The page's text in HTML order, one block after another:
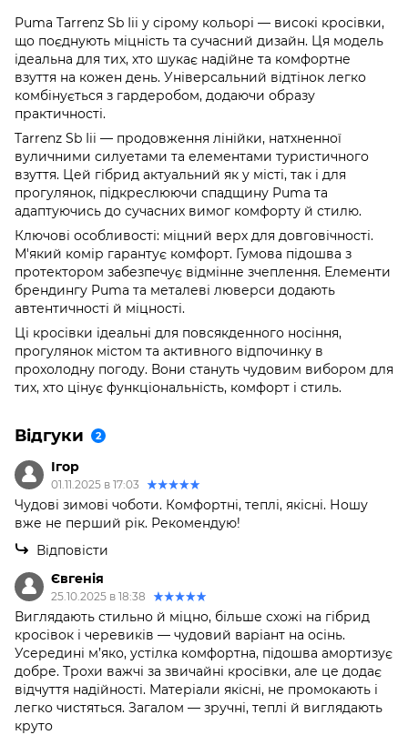
Puma Tarrenz Sb Iii у сірому кольорі — високі кросівки,
що поєднують міцність та сучасний дизайн. Ця модель
ідеальна для тих, хто шукає надійне та комфортне
взуття на кожен день. Універсальний відтінок легко
комбінується з гардеробом, додаючи образу
практичності.
Tarrenz Sb Iii — продовження лінійки, натхненної
вуличними силуетами та елементами туристичного
взуття. Цей гібрид актуальний як у місті, так і для
прогулянок, підкреслюючи спадщину Puma та
адаптуючись до сучасних вимог комфорту й стилю.
Ключові особливості: міцний верх для довговічності.
М'який комір гарантує комфорт. Гумова підошва з
протектором забезпечує відмінне зчеплення. Елементи
брендингу Puma та металеві люверси додають
автентичності й міцності.
Ці кросівки ідеальні для повсякденного носіння,
прогулянок містом та активного відпочинку в
прохолодну погоду. Вони стануть чудовим вибором для
тих, хто цінує функціональність, комфорт і стиль.
Відгуки 2
Ігор
01.11.2025 в 17:03
Чудові зимові чоботи. Комфортні, теплі, якісні. Ношу
вже не перший рік. Рекомендую!
Відповісти
Євгенія
25.10.2025 в 18:38
Виглядають стильно й міцно, більше схожі на гібрид
кросівок і черевиків — чудовий варіант на осінь.
Усередині м’яко, устілка комфортна, підошва амортизує
добре. Трохи важчі за звичайні кросівки, але це додає
відчуття надійності. Матеріали якісні, не промокають і
легко чистяться. Загалом — зручні, теплі й виглядають
круто